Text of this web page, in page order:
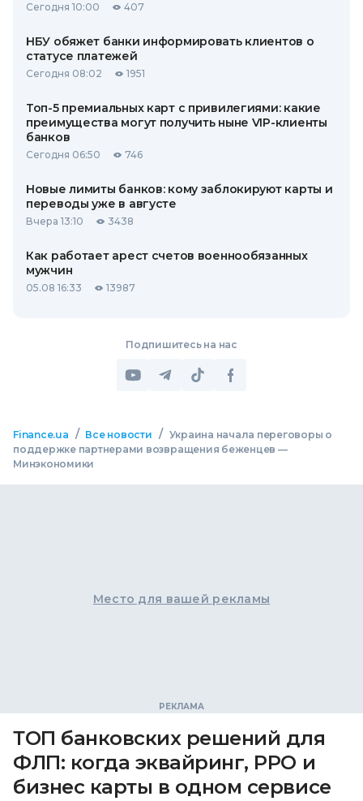
Сегодня 10:00 407
НБУ обяжет банки информировать клиентов о
статусе платежей
Сегодня 08:02 1951
Топ-5 премиальных карт с привилегиями: какие
преимущества могут получить ныне VIP-клиенты
банков
Сегодня 06:50 746
Новые лимиты банков: кому заблокируют карты и
переводы уже в августе
Вчера 13:10 3438
Как работает арест счетов военнообязанных
мужчин
05.08 16:33 13987
Подпишитесь на нас
Finance.ua / Все новости / Украина начала переговоры о
поддержке партнерами возвращения беженцев —
Минэкономики
Место для вашей рекламы
ТОП банковских решений для
ФЛП: когда эквайринг, РРО и
бизнес карты в одном сервисе